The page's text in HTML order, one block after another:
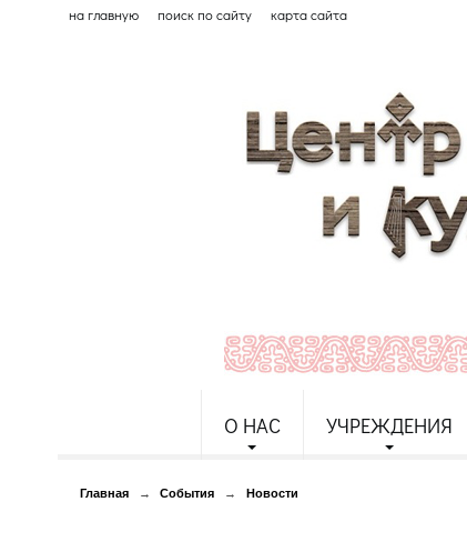
на главную поиск по сайту карта сайта
О НАС УЧРЕЖДЕНИЯ
Главная → События → Новости